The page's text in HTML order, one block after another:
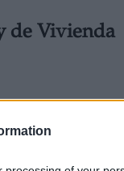
de Vivienda